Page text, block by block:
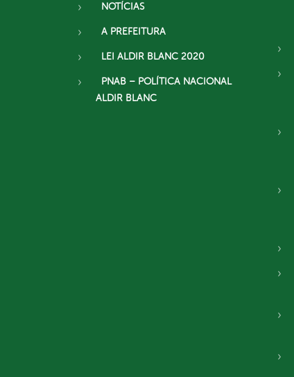
NOTÍCIAS
A PREFEITURA
LEI ALDIR BLANC 2020
PNAB – POLÍTICA NACIONAL
ALDIR BLANC